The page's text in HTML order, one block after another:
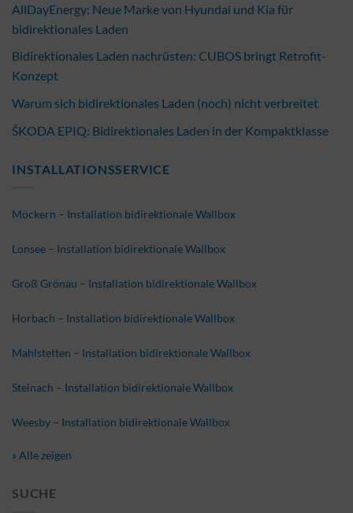
AllDayEnergy: Neue Marke von Hyundai und Kia für
bidirektionales Laden
Bidirektionales Laden nachrüsten: CUBOS bringt Retrofit-
Konzept
Warum sich bidirektionales Laden (noch) nicht verbreitet
ŠKODA EPIQ: Bidirektionales Laden in der Kompaktklasse
INSTALLATIONSSERVICE
Möckern – Installation bidirektionale Wallbox
Lonsee – Installation bidirektionale Wallbox
Groß Grönau – Installation bidirektionale Wallbox
Horbach – Installation bidirektionale Wallbox
Mahlstetten – Installation bidirektionale Wallbox
Steinach – Installation bidirektionale Wallbox
Weesby – Installation bidirektionale Wallbox
» Alle zeigen
SUCHE